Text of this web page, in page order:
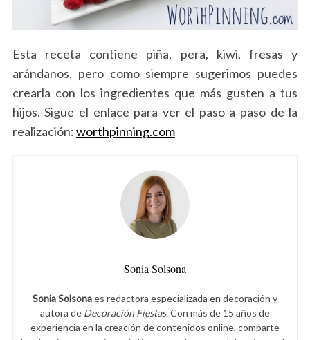
Esta receta contiene piña, pera, kiwi, fresas y
arándanos, pero como siempre sugerimos puedes
crearla con los ingredientes que más gusten a tus
hijos. Sigue el enlace para ver el paso a paso de la
realización:worthpinning.com
Sonia Solsona
Sonia Solsonaes redactora especializada en decoración y
autora de Decoración Fiestas. Con más de 15 años de
experiencia en la creación de contenidos online, comparte